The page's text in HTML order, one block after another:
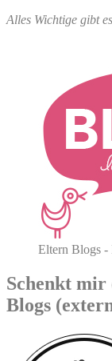
Alles Wichtige gibt
Eltern Blogs -
Schenkt
Blogs